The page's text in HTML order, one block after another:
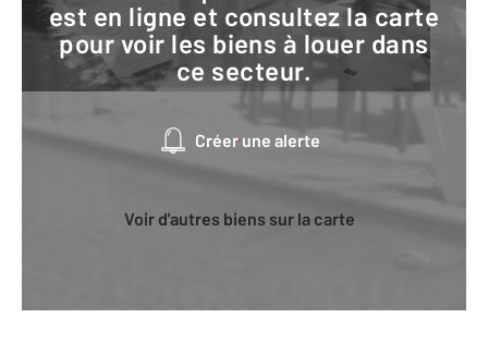
est en ligne et consultez la carte
pour voir les biens à louer dans
ce secteur.
Créer une alerte
Voir d'autres biens sur la carte